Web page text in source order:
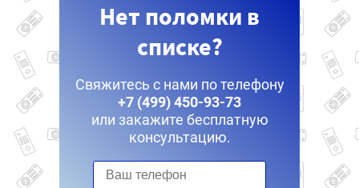
Нет поломки в
списке?
Свяжитесь с нами по телефону
+7 (499) 450-93-73
или закажите бесплатную
консультацию.